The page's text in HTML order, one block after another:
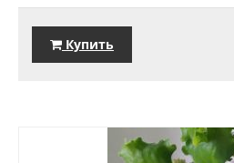
Купить